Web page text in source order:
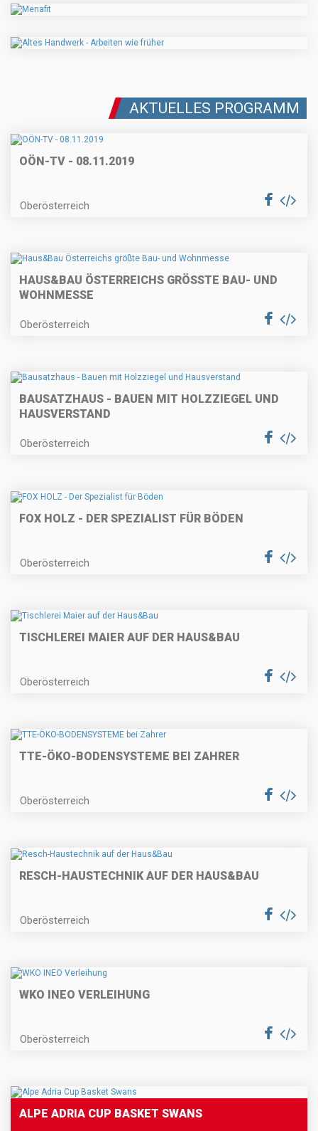
AKTUELLES PROGRAMM
OÖN-TV - 08.11.2019
Oberösterreich
HAUS&BAU ÖSTERREICHS GRÖSSTE BAU- UND W
OHNMESSE
Oberösterreich
BAUSATZHAUS - BAUEN MIT HOLZZIEGEL UND
HAUSVERSTAND
Oberösterreich
FOX HOLZ - DER SPEZIALIST FÜR BÖDEN
Oberösterreich
TISCHLEREI MAIER AUF DER HAUS&BAU
Oberösterreich
TTE-ÖKO-BODENSYSTEME BEI ZAHRER
Oberösterreich
RESCH-HAUSTECHNIK AUF DER HAUS&BAU
Oberösterreich
WKO INEO VERLEIHUNG
Oberösterreich
ALPE ADRIA CUP BASKET SWANS